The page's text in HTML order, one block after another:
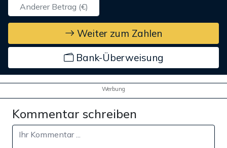
Weiter zum Zahlen
Bank-Überweisung
Werbung
Kommentar schreiben